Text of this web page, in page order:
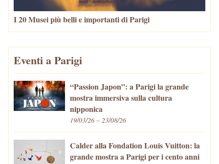
I 20 Musei più belli e importanti di Parigi
Eventi a Parigi
“Passion Japon”: a Parigi la grande
mostra immersiva sulla cultura
nipponica
19/03/26 – 23/08/26
Calder alla Fondation Louis Vuitton: la
grande mostra a Parigi per i cento anni